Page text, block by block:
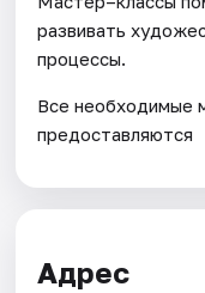
развивать
процессы.
Все необходимые
предоставляются
Адрес